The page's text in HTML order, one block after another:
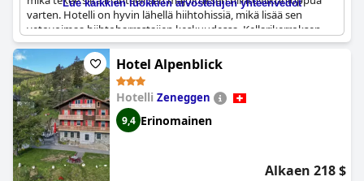
varten. Hotelli on hyvin lähellä hiihtohissiä, mikä lisää sen
vetovoimaa hiihtoharrastajien keskuudessa. Kellarikerroksen
suksihuone mainitaan, vaikka sen kätevyydestä kiistelläänkin.
Suksivuokrauspalvelut ovat saatavilla, mikä parantaa yleistä
hiihtokokemusta. Hotellin sijainti on käytännössä ski-in/ski-out,
mikä tarjoaa saumattoman ja nautinnollisen loman niille, jotka
haluavat viettää lomansa vilkkaalla hiihtoalueella. Kaiken
kaikkiaanHotel Cityon suositeltava niille, jotka haluavat nauttia
talviurheilusta lähellä olevissa hiihtokeskuksissa.
Lue kaikkien luokkien arvostelujen yhteenvedot
Hotel Alpenblick
Hotelli Zeneggen
9,4 Erinomainen
Alkaen 218 $